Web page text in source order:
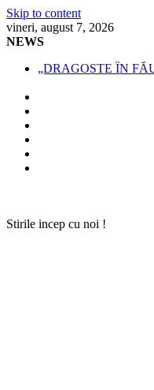
Skip to content
vineri, august 7, 2026
NEWS
„DRAGOSTE ÎN
Stirile incep cu noi !